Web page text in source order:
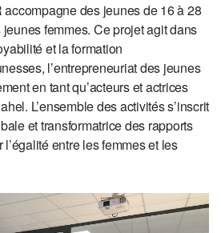
des jeunes de 16 à 28
femmes. Ce projet agit dans
et la formation
l’entrepreneuriat des jeunes
en tant qu’acteurs et actrices
L’ensemble des activités s’inscrit
et transformatrice des rapports
entre les femmes et les